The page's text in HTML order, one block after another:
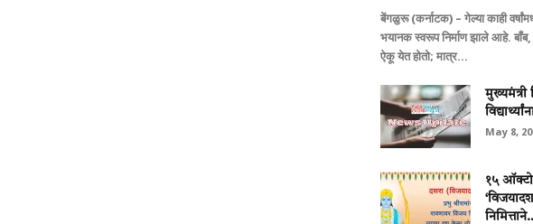
बेंगळुरू (कर्नाटक) – गेल्या काही
भयानक स्वरूप निर्माण झाले आहे.
ऐकू येत होतो; मात्र...
मुख्यमंत्री
May 8,
१५